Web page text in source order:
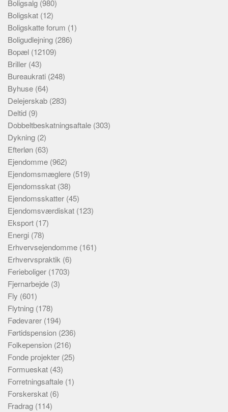
Boligsalg (980)
Boligskat (12)
Boligskatte forum (1)
Boligudlejning (286)
Bopæl (12109)
Briller (43)
Bureaukrati (248)
Byhuse (64)
Delejerskab (283)
Deltid (9)
Dobbeltbeskatningsaftale (303)
Dykning (2)
Efterløn (63)
Ejendomme (962)
Ejendomsmæglere (519)
Ejendomsskat (38)
Ejendomsskatter (45)
Ejendomsværdiskat (123)
Eksport (17)
Energi (78)
Erhvervsejendomme (161)
Erhvervspraktik (6)
Ferieboliger (1703)
Fjernarbejde (3)
Fly (601)
Flytning (178)
Fødevarer (194)
Førtidspension (236)
Folkepension (216)
Fonde projekter (25)
Formueskat (43)
Forretningsaftale (1)
Forskerskat (6)
Fradrag (114)